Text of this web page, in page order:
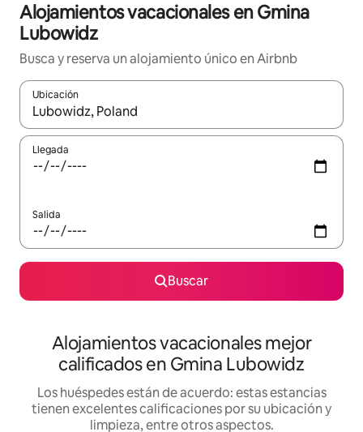
Alojamientos vacacionales en Gmina
Lubowidz
Busca y reserva un alojamiento único en Airbnb
Ubicación
Cuando los resultados estén disponibles, podrás navegar
Llegada
Salida
Buscar
Alojamientos vacacionales mejor
calificados en Gmina Lubowidz
Los huéspedes están de acuerdo: estas estancias
tienen excelentes calificaciones por su ubicación y
limpieza, entre otros aspectos.